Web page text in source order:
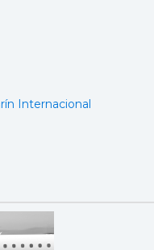
Internacional